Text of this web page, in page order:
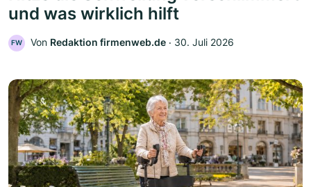
und was wirklich hilft
FW Von Redaktion firmenweb.de ‧ 30. Juli 2026